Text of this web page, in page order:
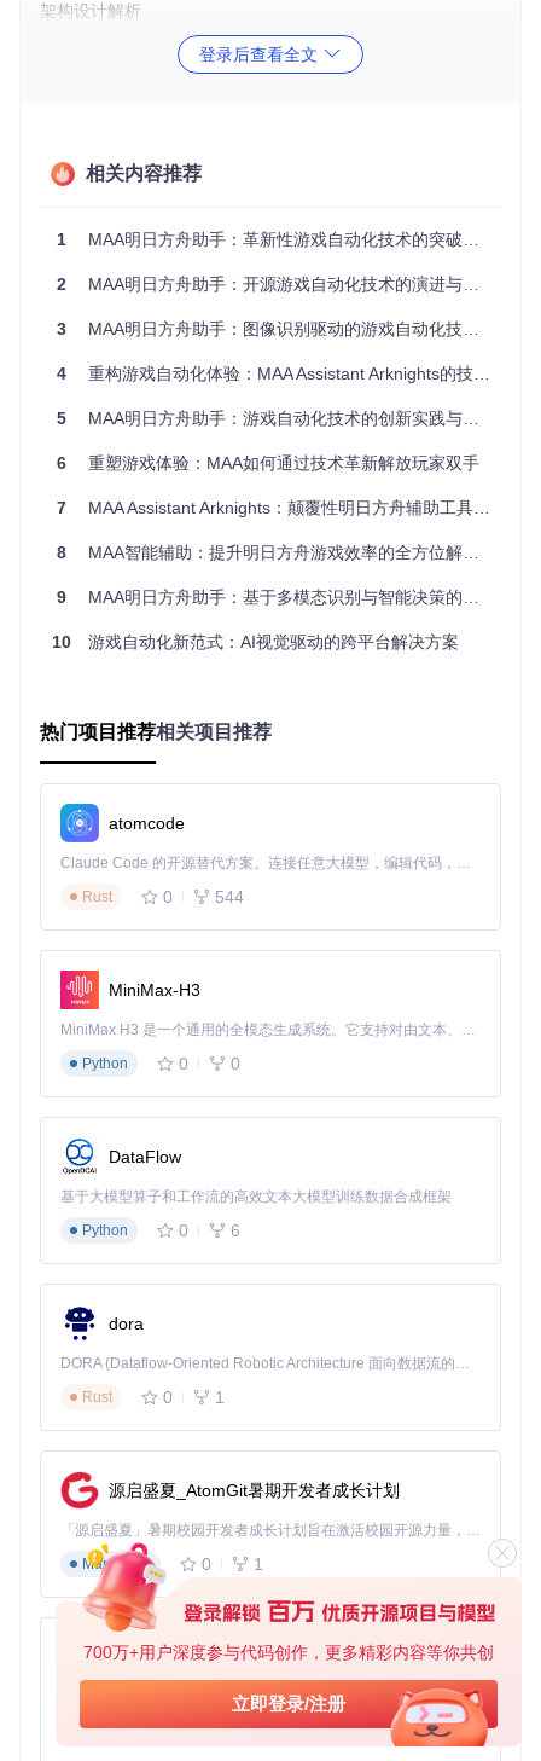
700万+用户深度参与代码创作，更多精彩内容等你共创
立即登录/注册
架构设计解析
MAA采用分层架构设计，从底层到上层依次为：设备控制层、
图像识别层、任务逻辑层与应用接口层。核心模块位于
对不同平台设备的统一控制接口，支持ADB协议、minitouc
h及Windows窗口控制等多种方案
模板匹配、特征点识别与OCR技术的多模态识别系统
状态机实现，采用插件化设计支持功能扩展
与资源管理，支持动态加载与热更新
跨平台适配方案
ndows、Linux与macOS三大操作系统的全面支持。核心适配
逻辑
编译时条件编译
：通过CMake配置实现平台相关代码的选
择性编译
资源适配机制：针对不同分辨率与游戏客户端版本的图像资
的场景识别准确率，单次图像识别耗时低于80ms，CPU占用
率控制在15%以内，内存占用稳定在100MB级别。
场景应用案例：核心功能技术实现
智能战斗系统技术解析
态机的决策框架，实现流程包括：
与状态
路径规划：基于A*算法的干员移动路径计算
放时机
异常处理
：战斗中断与重试机制实现
基建管理自动化
点包括：
资源调度策略
技术实现深度剖析
MAA采用混合识别策略，核心实现位于
：
模板匹配：基于OpenCV的多尺度模板匹配，支持旋转与缩
放不变性
特征点识别：SIFT特征提取与FLANN匹配算法的应用
OCR系统：基于Tesseract与自定义训练数据的游戏文本识
别，字符识别准确率达99.2%
任务调度框架
任务系统采用事件驱动架构，关键技术包括：
有限状态机
：每个任务实现为独立状态机，支持复杂流程控
登录后查看全文
相关内容推荐
1 MAA明日方舟助手：革新性游戏自动化技术的突破与实践
2 MAA明日方舟助手：开源游戏自动化技术的演进与实践
3 MAA明日方舟助手：图像识别驱动的游戏自动化技术实践
4 重构游戏自动化体验：MAA Assistant Arknights的技术突破与实践指南
5 MAA明日方舟助手：游戏自动化技术的创新实践与应用
6 重塑游戏体验：MAA如何通过技术革新解放玩家双手
7 MAA Assistant Arknights：颠覆性明日方舟辅助工具全攻略
8 MAA智能辅助：提升明日方舟游戏效率的全方位解决方案
9 MAA明日方舟助手：基于多模态识别与智能决策的游戏自动化实践
10 游戏自动化新范式：AI视觉驱动的跨平台解决方案
热门项目推荐相关项目推荐
atomcode
Claude Code 的开源替代方案。连接任意大模型，编辑代码，运行命令，自动验证 — 全自动执行。用 Rust 构建，极致性能。 ｜ An open-source alternative to Claude Code. Connect any LLM, edit code, run commands, and verify changes — autonomously. Built in Rust for speed. Get Started
Rust
0 544
MiniMax-H3
MiniMax H3 是一个通用的全模态生成系统。它支持对由文本、图像、视频和音频组成的多模态上下文进行统一理解，并能生成分辨率高达 2K、时长可达 15 秒的带原生立体声音频的视频。得益于面向任务泛化的系统设计，H3 在预训练阶段就已具备广泛的多模态上下文理解与生成能力，能够出色地执行复杂的多模态指令。
Python
0 0
DataFlow
基于大模型算子和工作流的高效文本大模型训练数据合成框架
Python
0 6
dora
DORA (Dataflow-Oriented Robotic Architecture 面向数据流的机器人架构) 是为 AI 与具身智能机器人打造的高性能开发框架，以数据流范式重构开发逻辑，原生支持分布式部署与端边云协同 —— 无需复杂适配，即可实现一体端到端具身大小脑、VLA等模型部署，无缝衔接感知、推理、控制全链路，让 AI 能力与机器人动作深度融合。 依托 Rust 内核与零拷贝通信技术，它将具身大小脑、VLA等模型推理、多模态数据融合延迟压缩至微秒级，同时兼容 ROS2 生态与国产 AI 芯片，彻底降低具身智能机器人的开发门槛，让分布式部署下的 AI 赋能创新更高效、更灵活。
Rust
0 1
源启盛夏_AtomGit暑期开发者成长计划
「源启盛夏」暑期校园开发者成长计划旨在激活校园开源力量，通过积分激励、认证扶持、资源倾斜等形式，引导高校组织和开发者完成「入驻 — 建项目 — 做贡献 — 获认证 — 得资源」的完整闭环。无论你是想带领社团入驻平台的组织者，还是希望用代码贡献证明自己的开发者，都能在这里找到属于你的成长路径。
Markdown
0 1
py-xiaozhi
基于Python的Xiaozhi AI，适用于想要完整Xiaozhi体验而无需拥有专用硬件的用户。
Python
0 1